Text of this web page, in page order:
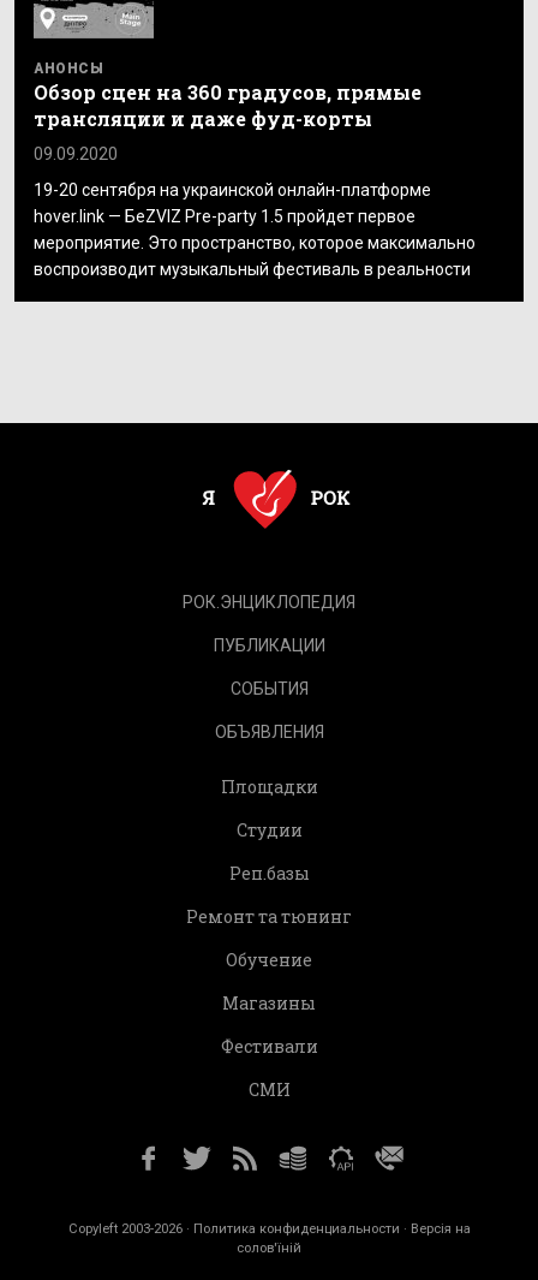
АНОНСЫ
Обзор сцен на 360 градусов, прямые
трансляции и даже фуд-корты
09.09.2020
19-20 сентября на украинской онлайн-платформе
hover.link — БеZVIZ Pre-party 1.5 пройдет первое
мероприятие. Это пространство, которое максимально
воспроизводит музыкальный фестиваль в реальности
РОК.ЭНЦИКЛОПЕДИЯ
ПУБЛИКАЦИИ
СОБЫТИЯ
ОБЪЯВЛЕНИЯ
Площадки
Студии
Реп.базы
Ремонт та тюнинг
Обучение
Магазины
Фестивали
СМИ
Copyleft 2003-2026 · Политика конфиденциальности · Версія на
солов'їній